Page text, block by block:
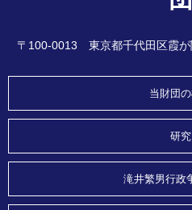
〒100-0013 東京都千代田区霞
当財団
研究
滝井繁男行政